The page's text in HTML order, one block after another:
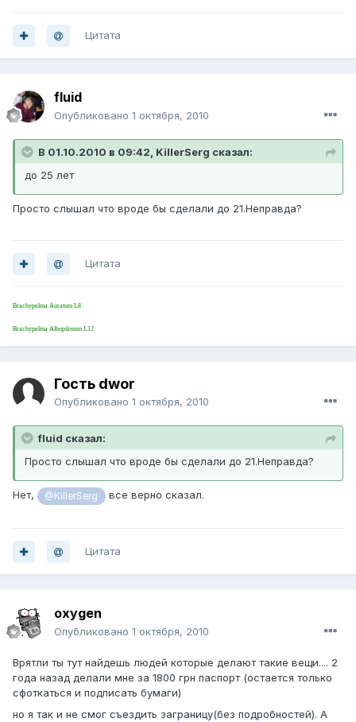
Цитата
fluid
Опубликовано 1 октября, 2010
В 01.10.2010 в 09:42, KillerSerg сказал:
до 25 лет
Просто слышал что вроде бы сделали до 21.Неправда?
Цитата
Brachypelma Auratum L8
Brachypelma Albopilosum L12
Гость dwor
Опубликовано 1 октября, 2010
fluid сказал:
Просто слышал что вроде бы сделали до 21.Неправда?
Нет, @KillerSerg все верно сказал.
Цитата
oxygen
Опубликовано 1 октября, 2010
Врятли ты тут найдешь людей которые делают такие вещи.... 2
года назад делали мне за 1800 грн паспорт (остается только
сфоткаться и подписать бумаги)
но я так и не смог съездить заграницу(без подробностей). А